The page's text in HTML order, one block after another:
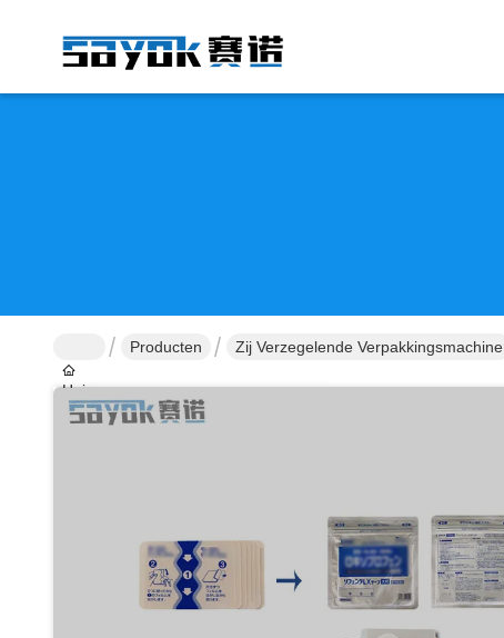
Huis
Producten Zij Verzegelende Verpakkingsmachine